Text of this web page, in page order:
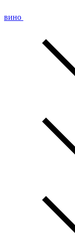
вино